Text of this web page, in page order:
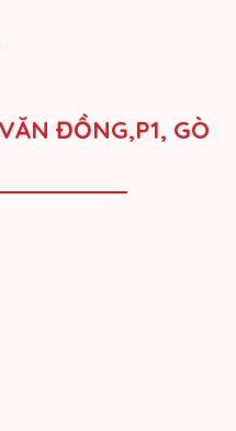
ĐỒNG,P1, GÒ